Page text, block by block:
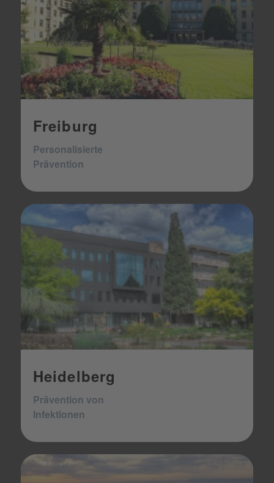
Freiburg
Personalisierte
Prävention
Heidelberg
Prävention von
Infektionen